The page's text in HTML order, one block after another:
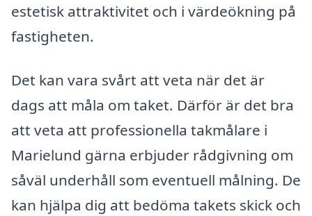
estetisk attraktivitet och i värdeökning på
fastigheten.
Det kan vara svårt att veta när det är
dags att måla om taket. Därför är det bra
att veta att professionella takmålare i
Marielund gärna erbjuder rådgivning om
såväl underhåll som eventuell målning. De
kan hjälpa dig att bedöma takets skick och